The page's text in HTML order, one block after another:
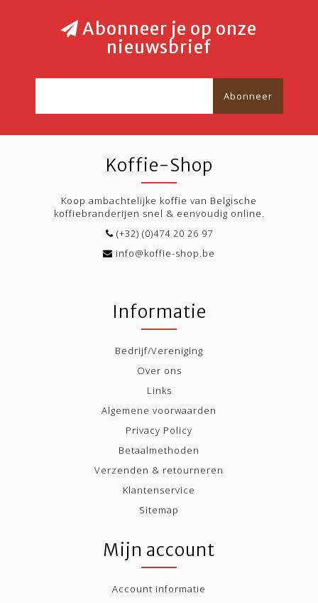
Abonneer je op onze
nieuwsbrief
Abonneer
Koffie-Shop
Koop ambachtelijke koffie van Belgische
koffiebranderijen snel & eenvoudig online.
(+32) (0)474 20 26 97
info@koffie-shop.be
Informatie
Bedrijf/Vereniging
Over ons
Links
Algemene voorwaarden
Privacy Policy
Betaalmethoden
Verzenden & retourneren
Klantenservice
Sitemap
Mijn account
Account informatie